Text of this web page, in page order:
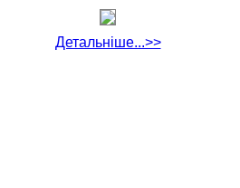
Детальніше...>>